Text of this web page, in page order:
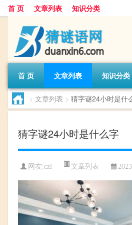
首 页 文章列表 知识分类
首 页 文章列表 知识分类
> 文章列表 > 猜字谜24小时是什
猜字谜24小时是什么字
网友:czl 文章列表